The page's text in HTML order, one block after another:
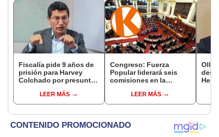
Fiscalía pide 9 años de
prisión para Harvey
Colchado por presunta
incompatible y falsedad
ideológica
LEER MÁS
Congreso: Fuerza
Popular liderará seis
comisiones en la
LEER MÁS